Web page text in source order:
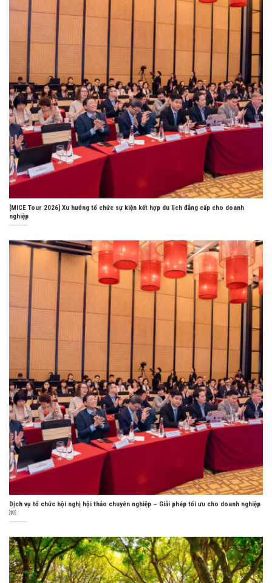
[MICE Tour 2026] Xu hướng tổ chức sự kiện kết hợp du lịch đẳng cấp cho doanh
nghiệp
Dịch vụ tổ chức hội nghị hội thảo chuyên nghiệp – Giải pháp tối ưu cho doanh nghiệp
￼